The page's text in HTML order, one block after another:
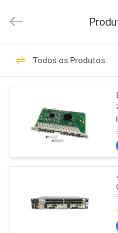
CASA
PRODUTOS
SOBRE
EXCURSÃO
FÁBRICA
LIMITED.
Reserved.
GPON ONU
Huawei
Todos os Produtos